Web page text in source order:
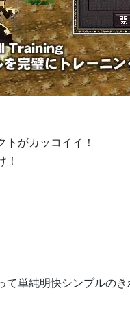
トがカッコイイ！
！
て単純明快シンプルの